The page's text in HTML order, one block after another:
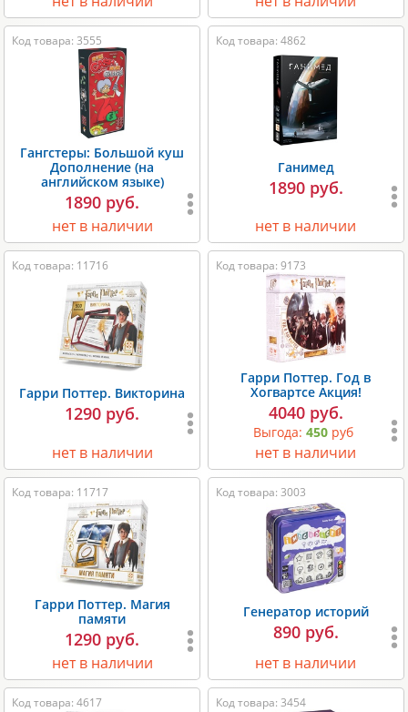
Код товара: 3555
Гангстеры: Большой куш
Дополнение (на
английском языке)
1890 руб.
нет в наличии
Код товара: 4862
Ганимед
1890 руб.
нет в наличии
Код товара: 11716
Гарри Поттер. Викторина
1290 руб.
нет в наличии
Код товара: 9173
Гарри Поттер. Год в
Хогвартсе Акция!
4040 руб.
Выгода: 450руб
нет в наличии
Код товара: 11717
Гарри Поттер. Магия
памяти
1290 руб.
нет в наличии
Код товара: 3003
Генератор историй
890 руб.
нет в наличии
Код товара: 4617 Код товара: 3454